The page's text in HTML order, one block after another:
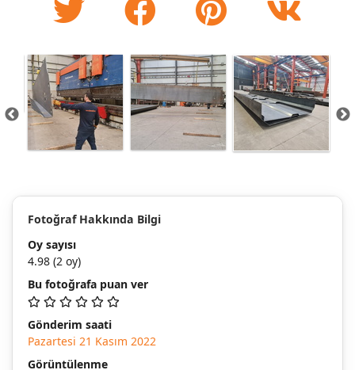
Fotoğraf Hakkında Bilgi
Oy sayısı
4.98 (2 oy)
Bu fotoğrafa puan ver
Gönderim saati
Pazartesi 21 Kasım 2022
Görüntülenme